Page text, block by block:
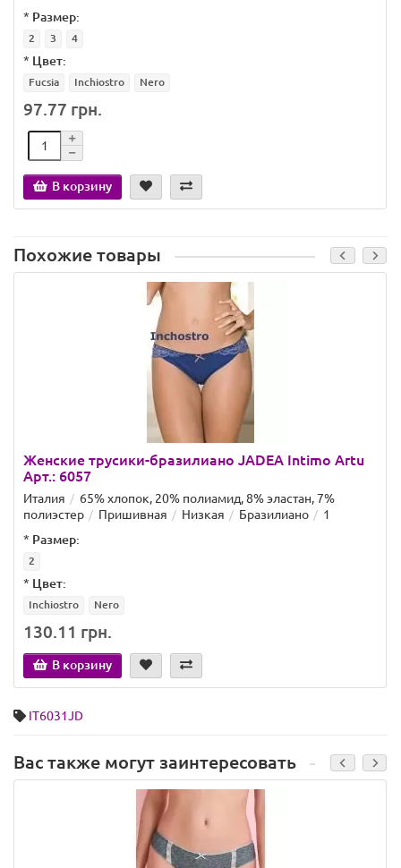
* Размер:
2 3 4
* Цвет:
Fucsia Inchiostro Nero
97.77 грн.
В корзину
Похожие товары
Женские трусики-бразилиано JADEA Intimo Artu
Арт.: 6057
Италия
65% хлопок, 20% полиамид, 8% эластан, 7%
полиэстер
Пришивная Низкая Бразилиано
1
* Размер:
2
* Цвет:
Inchiostro Nero
130.11 грн.
В корзину
IT6031JD
Вас также могут заинтересовать